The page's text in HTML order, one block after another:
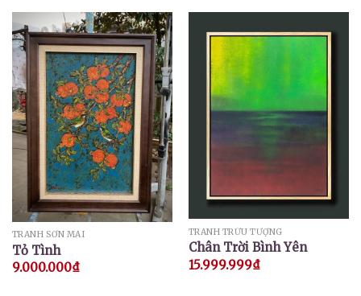
TRANH SƠN MÀI
Tỏ Tình
9.000.000₫
TRANH TRỪU TƯỢNG
Chân Trời Bình Yên
15.999.999₫